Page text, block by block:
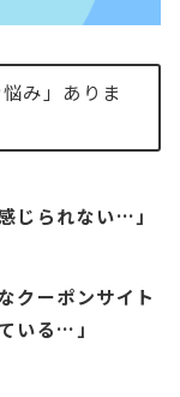
み」ありま
じられない…」
クーポンサイト
いる…」